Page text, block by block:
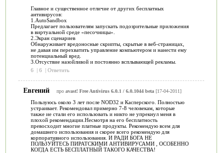
Главное и существенное отличие от других бесплатных
антивирусов:
1.AutoSandbox
Предлагает пользователям запускать подозрительные приложения
в виртуальной среде «песочницы».
2.Экран сценариев
Обнаруживает вредоносные скрипты, скрытые в веб-страницах,
не давая им перехватить управление компьютером и нанести ему
потенциальный вред.
3.Отсуствие назойливой и постоянно всплывающей рекламы.
6
| 6 | Ответить
Евгений про avast! Free Antivirus 6.0.1 / 6.0.1044 beta[17-04-2011]
Пользуюсь около 3 лет после NOD32 и Касперского. Полностью
устраивает. Рекомендовал примерно 7-8 человекам, которые
также ие стали его использовать и никто не упрекнул меня в
плохой рекомендации.Несмотря на его бесплатность
превосходит многие платные продукты. Рекомендую всем для
домашнего использования и скорее всего рекомендую для
корпоративного использования. И РАДИ БОГА НЕ
ПОЛЬЗУЙТЕСЬ ПИРАТСКИМИ АНТИВИРУСАМИ , ОСОБЕННО
КОГДА ЕСТЬ БЕСПЛАТНЫЙ ТАКОГО КАЧЕСТВА!